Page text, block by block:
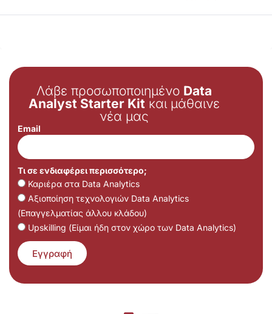
Λάβε προσωποποιημένο Data
Analyst Starter Kit και μάθαινε
νέα μας
Email
Τι σε ενδιαφέρει περισσότερο;
Καριέρα στα Data Analytics
Αξιοποίηση τεχνολογιών Data Analytics
(Επαγγελματίας άλλου κλάδου)
Upskilling (Είμαι ήδη στον χώρο των Data Analytics)
Εγγραφή